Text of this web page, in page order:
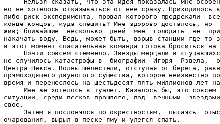
Нельзя сказать, что эта идея показалась мне
но не хотелось отказываться от нее сразу. Приходилось
либо риск эксперимента, провал которого предрекали
конце концов, куда спешить? Мне здорово досталось,
жив; ближайшие  несколько  дней  мне  голодать  не
накачать воду. Ведь, может быть, взрыв станции где-то
в этот момент спасательная команда готова броситься на
Почти совсем стемнело. Звезды мерцали в
не случилось катастрофы в  биографии  Игоря  Рэвела,
Центра Некса. Волны шелестели, отступая от берега,
прямоходящего двуногого существа, которое неизвестно
время и перенеслось на шестьдесят пять миллионов лет
Мне же хотелось в туалет. Казалось бы, это совсем
ситуации, среди песков прошлого, под  вечными
свое.
Затем я послонялся по окрестностям,  пытаясь
очарования, вырыл в песке яму и улегся спать.